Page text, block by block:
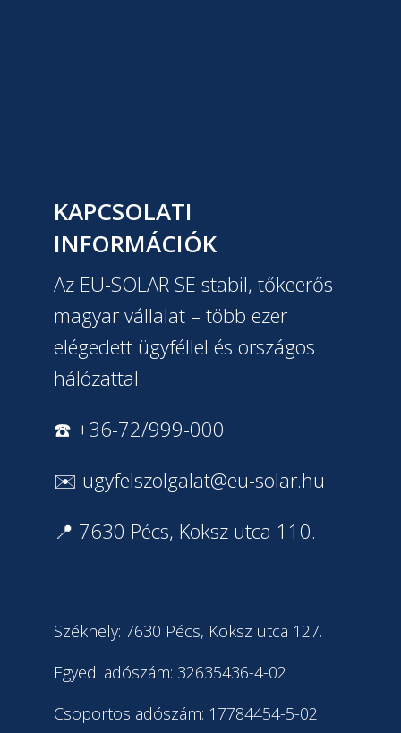
KAPCSOLATI
INFORMÁCIÓK
Az EU-SOLAR SE stabil, tőkeerős
magyar vállalat – több ezer
elégedett ügyféllel és országos
hálózattal.
☎️ +36-72/999-000
✉️ ugyfelszolgalat@eu-solar.hu
📍 7630 Pécs, Koksz utca 110.
Székhely: 7630 Pécs, Koksz utca 127.
Egyedi adószám: 32635436-4-02
Csoportos adószám: 17784454-5-02